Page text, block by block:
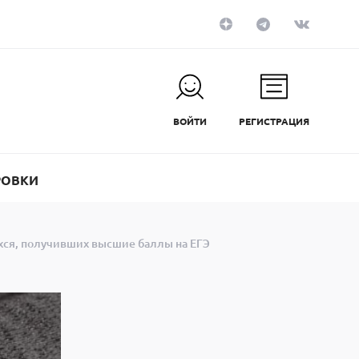
ВОЙТИ РЕГИСТРАЦИЯ
получивших высшие баллы на ЕГЭ